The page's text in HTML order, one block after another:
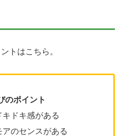
トはこちら。
のポイント
ドキ感がある
のセンスがある